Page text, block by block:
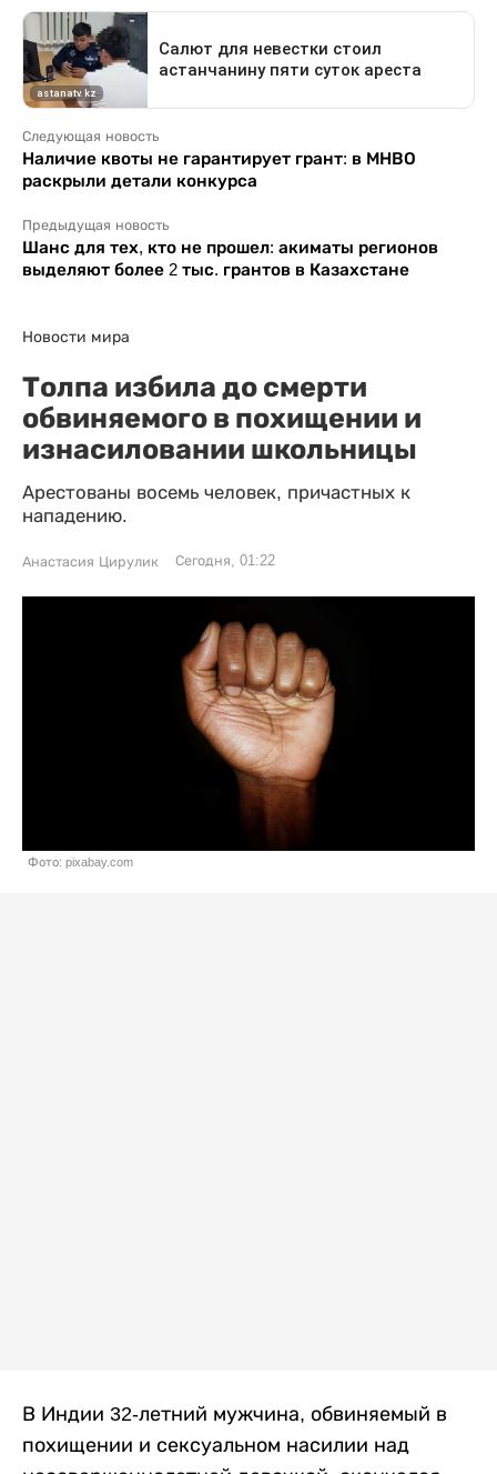
Следующая новость
Наличие квоты не гарантирует грант: в МНВО
раскрыли детали конкурса
Предыдущая новость
Шанс для тех, кто не прошел: акиматы регионов
выделяют более 2 тыс. грантов в Казахстане
Новости мира
Толпа избила до смерти
обвиняемого в похищении и
изнасиловании школьницы
Арестованы восемь человек, причастных к
нападению.
Анастасия Цирулик Сегодня, 01:22
Фото: pixabay.com
В Индии 32-летний мужчина, обвиняемый в
похищении и сексуальном насилии над